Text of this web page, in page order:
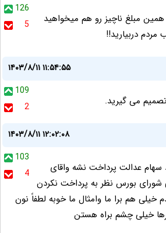
126
5
مبلغ ناچیز رو هم میخواهید
مردم دربیارید!!
۱۴۰۳/۸/۱۱ ۱۱:۵۴:۵۵
109
2
می گیرید.
۱۴۰۳/۸/۱۱ ۱۲:۰۲:۰۸
103
4
سهام عدالت پرداخت نشه واقای
شورای بورس نظر به پرداخت نکردن
هم برا ما وامثال ما خوبه لطفاً نون
خیلی چشم براه هستن